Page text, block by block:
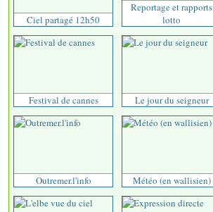
Ciel partagé 12h50
Reportage et rapports
lotto
Festival de cannes Le jour du seigneur
Outremer.l'info Météo (en wallisien)